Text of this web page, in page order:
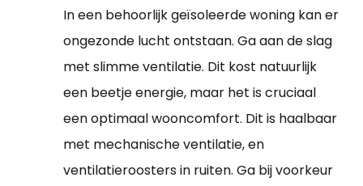
In een behoorlijk geïsoleerde woning kan er
ongezonde lucht ontstaan. Ga aan de slag
met slimme ventilatie. Dit kost natuurlijk
een beetje energie, maar het is cruciaal
een optimaal wooncomfort. Dit is haalbaar
met mechanische ventilatie, en
ventilatieroosters in ruiten. Ga bij voorkeur